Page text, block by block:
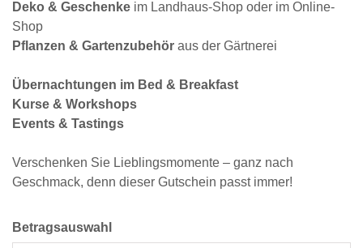
Deko & Geschenke im Landhaus-Shop oder im Online-
Shop
Pflanzen & Gartenzubehör aus der Gärtnerei
Übernachtungen im Bed & Breakfast
Kurse & Workshops
Events & Tastings
Verschenken Sie Lieblingsmomente – ganz nach
Geschmack, denn dieser Gutschein passt immer!
Betragsauswahl